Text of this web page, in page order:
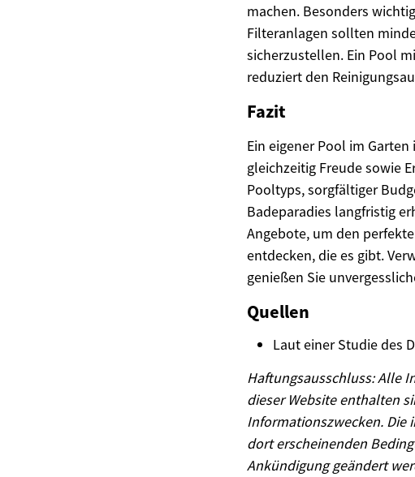
machen. Besonders
Filteranlagen sollten
sicherzustellen. Ein Pool
reduziert den
Fazit
Ein eigener Pool im
gleichzeitig Freude sowie
Pooltyps, sorgfältiger
Badeparadies langfristig
Angebote, um den
entdecken, die es gibt.
genießen Sie
Quellen
Laut einer Studie des
Haftungsausschluss: Alle
dieser Website enthalten
Informationszwecken. Die
dort erscheinenden
Ankündigung geändert